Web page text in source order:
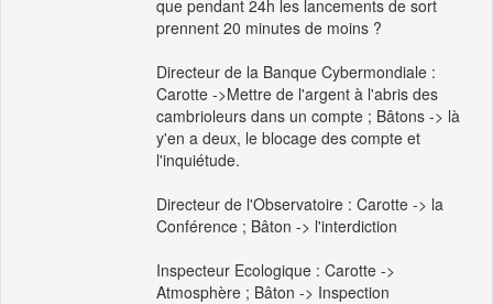
que pendant 24h les lancements de sort
prennent 20 minutes de moins ?
Directeur de la Banque Cybermondiale :
Carotte ->Mettre de l'argent à l'abris des
cambrioleurs dans un compte ; Bâtons -> là
y'en a deux, le blocage des compte et
l'inquiétude.
Directeur de l'Observatoire : Carotte -> la
Conférence ; Bâton -> l'interdiction
Inspecteur Ecologique : Carotte ->
Atmosphère ; Bâton -> Inspection